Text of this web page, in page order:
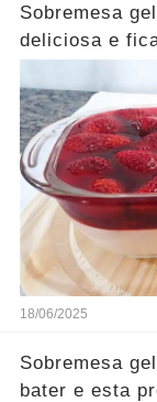
Sobremesa
deliciosa e
18/06/2025
Sobremesa
bater e esta